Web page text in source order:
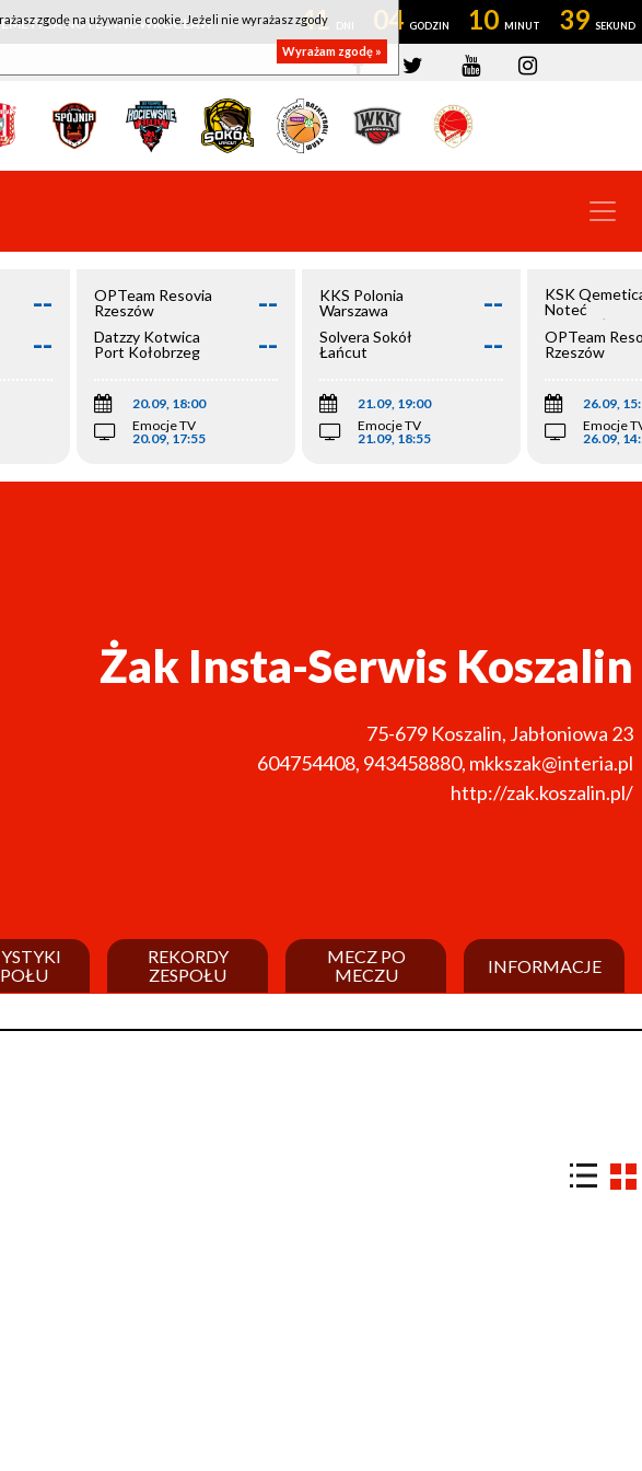
NOTEĆ INOWROCŁAW 41 04 10 39
--
--
OPTeam Resovia
Rzeszów
--
Datzzy Kotwica
Port Kołobrzeg
--
20.09, 18:00
Emocje TV
20.09, 17:55
KKS Polonia
Warszawa
--
Solvera Sokół
Łańcut
--
21.09, 19:00
Emocje TV
21.09, 18:55
KSK
Noteć
Inowrocław
OPTeam
Rzeszów
26.09,
Emocje
26.09,
Żak Insta-Serwis Koszalin
75-679 Koszalin, Jabłoniowa 23
604754408, 943458880, mkkszak@interia.pl
http://zak.koszalin.pl/
REKORDY
ZESPOŁU
MECZ PO
MECZU
INFORMACJE
zgodę na używanie cookie. Jeżeli nie wyrażasz zgody
Wyrażam zgodę »